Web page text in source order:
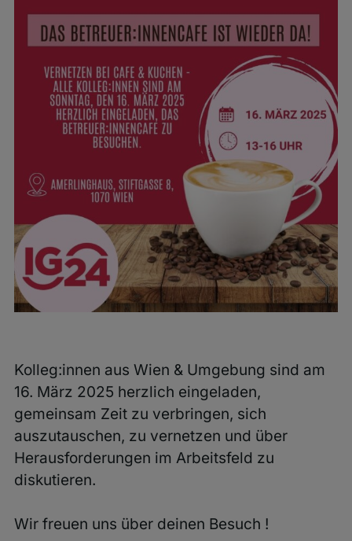
grösseres
Bild
Kolleg:innen aus Wien & Umgebung sind am
16. März 2025 herzlich eingeladen,
gemeinsam Zeit zu verbringen, sich
auszutauschen, zu vernetzen und über
Herausforderungen im Arbeitsfeld zu
diskutieren.
Wir freuen uns über deinen Besuch !